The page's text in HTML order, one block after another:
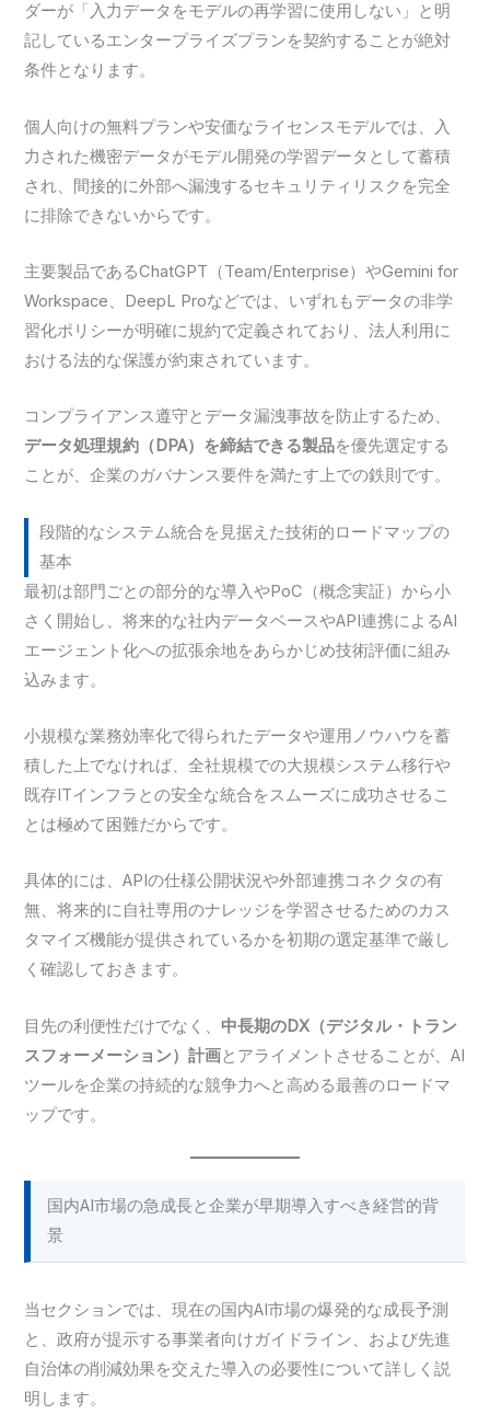
ダーが「入力データをモデルの再学習に使用しない」と明
記しているエンタープライズプランを契約することが絶対
条件となります。
個人向けの無料プランや安価なライセンスモデルでは、入
力された機密データがモデル開発の学習データとして蓄積
され、間接的に外部へ漏洩するセキュリティリスクを完全
に排除できないからです。
主要製品であるChatGPT（Team/Enterprise）やGemini for
Workspace、DeepL Proなどでは、いずれもデータの非学
習化ポリシーが明確に規約で定義されており、法人利用に
おける法的な保護が約束されています。
コンプライアンス遵守とデータ漏洩事故を防止するため、
データ処理規約（DPA）を締結できる製品を優先選定する
ことが、企業のガバナンス要件を満たす上での鉄則です。
段階的なシステム統合を見据えた技術的ロードマップの
基本
最初は部門ごとの部分的な導入やPoC（概念実証）から小
さく開始し、将来的な社内データベースやAPI連携によるAI
エージェント化への拡張余地をあらかじめ技術評価に組み
込みます。
小規模な業務効率化で得られたデータや運用ノウハウを蓄
積した上でなければ、全社規模での大規模システム移行や
既存ITインフラとの安全な統合をスムーズに成功させるこ
とは極めて困難だからです。
具体的には、APIの仕様公開状況や外部連携コネクタの有
無、将来的に自社専用のナレッジを学習させるためのカス
タマイズ機能が提供されているかを初期の選定基準で厳し
く確認しておきます。
目先の利便性だけでなく、 中長期のDX（デジタル・トラン
スフォーメーション）計画とアライメントさせることが、AI
ツールを企業の持続的な競争力へと高める最善のロードマ
ップです。
国内AI市場の急成長と企業が早期導入すべき経営的背
景
当セクションでは、現在の国内AI市場の爆発的な成長予測
と、政府が提示する事業者向けガイドライン、および先進
自治体の削減効果を交えた導入の必要性について詳しく説
明します。